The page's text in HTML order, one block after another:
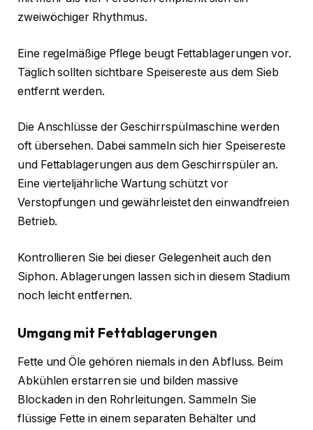
zweiwöchiger Rhythmus.
Eine regelmäßige Pflege beugt Fettablagerungen vor.
Täglich sollten sichtbare Speisereste aus dem Sieb
entfernt werden.
Die Anschlüsse der Geschirrspülmaschine werden
oft übersehen. Dabei sammeln sich hier Speisereste
und Fettablagerungen aus dem Geschirrspüler an.
Eine vierteljährliche Wartung schützt vor
Verstopfungen und gewährleistet den einwandfreien
Betrieb.
Kontrollieren Sie bei dieser Gelegenheit auch den
Siphon. Ablagerungen lassen sich in diesem Stadium
noch leicht entfernen.
Umgang mit Fettablagerungen
Fette und Öle gehören niemals in den Abfluss. Beim
Abkühlen erstarren sie und bilden massive
Blockaden in den Rohrleitungen. Sammeln Sie
flüssige Fette in einem separaten Behälter und